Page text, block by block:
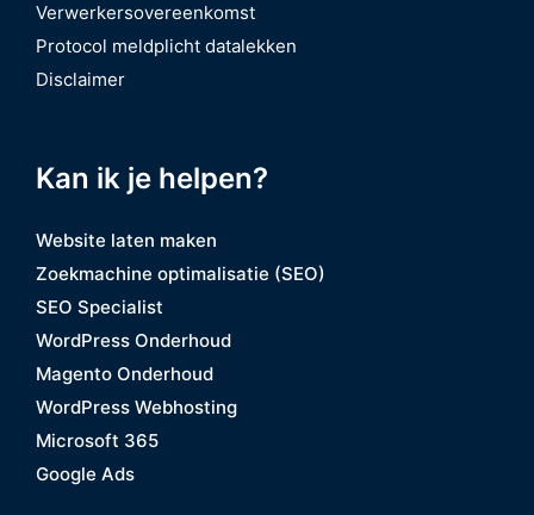
Verwerkersovereenkomst
Protocol meldplicht datalekken
Disclaimer
Kan ik je helpen?
Website laten maken
Zoekmachine optimalisatie (SEO)
SEO Specialist
WordPress Onderhoud
Magento Onderhoud
WordPress Webhosting
Microsoft 365
Google Ads